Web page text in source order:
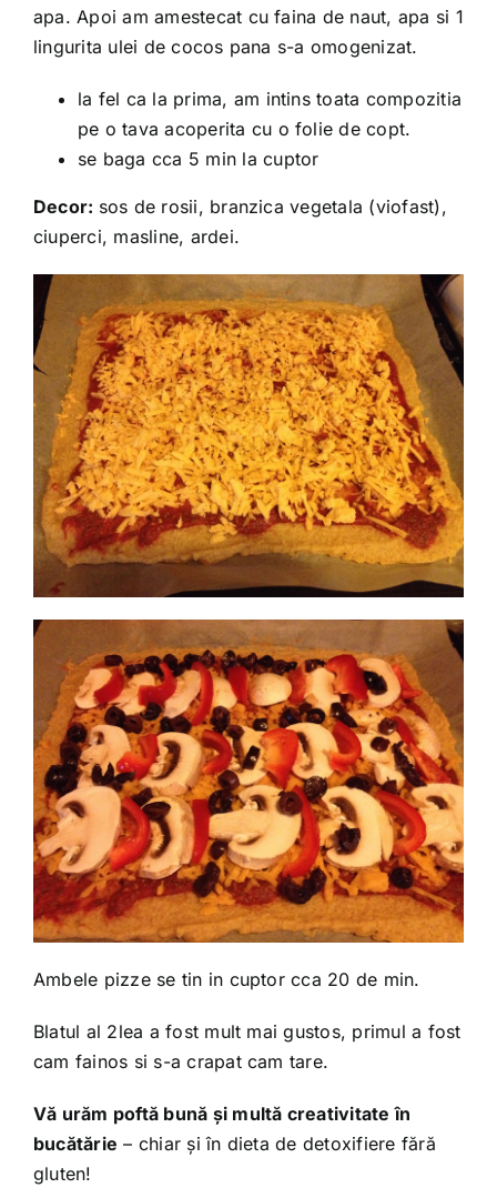
apa. Apoi am amestecat cu faina de naut, apa si 1
lingurita ulei de cocos pana s-a omogenizat.
la fel ca la prima, am intins toata compozitia
pe o tava acoperita cu o folie de copt.
se baga cca 5 min la cuptor
Decor: sos de rosii, branzica vegetala (viofast),
ciuperci, masline, ardei.
Ambele pizze se tin in cuptor cca 20 de min.
Blatul al 2lea a fost mult mai gustos, primul a fost
cam fainos si s-a crapat cam tare.
Vă urăm poftă bună și multă creativitate în
bucătărie – chiar și în dieta de detoxifiere fără
gluten!